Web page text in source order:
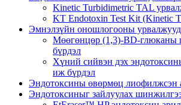
Kinetic Turbidimetric TAL
KT Endotoxin Test Kit (Kinetic
Эмнэлзүйн оношлогооны урвалжууд
Мөөгөнцөр (1,3)-BD-
бүрдэл
Хүний сийвэн дэх
иж бүрдэл
Эндотоксины өвөрмөц лиофилжсэн
Эндотоксиныг зайлуулах